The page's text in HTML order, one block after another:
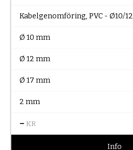
Kabelgenomföring, PVC - Ø10/12
Ø 10 mm
Ø 12 mm
Ø 17 mm
2 mm
– KR
Info